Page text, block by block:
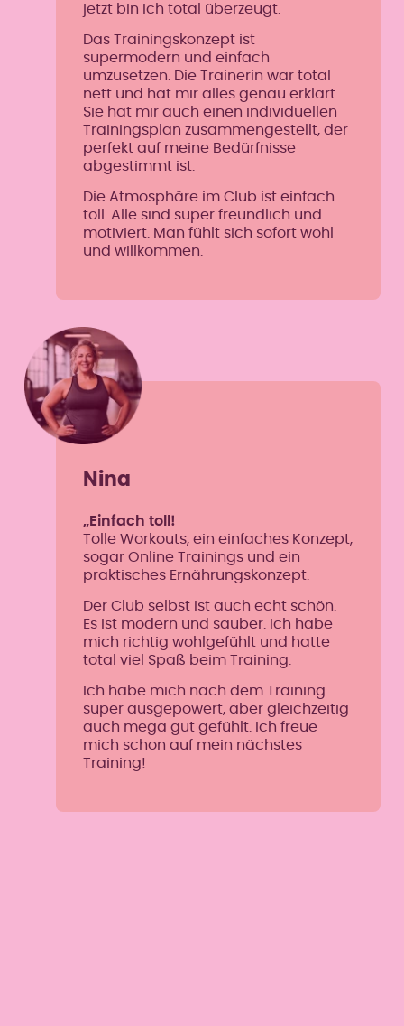
jetzt bin ich total überzeugt.
Das Trainingskonzept ist
supermodern und einfach
umzusetzen. Die Trainerin war total
nett und hat mir alles genau erklärt.
Sie hat mir auch einen individuellen
Trainingsplan zusammengestellt, der
perfekt auf meine Bedürfnisse
abgestimmt ist.
Die Atmosphäre im Club ist einfach
toll. Alle sind super freundlich und
motiviert. Man fühlt sich sofort wohl
und willkommen.
Nina
„Einfach toll!
Tolle Workouts, ein einfaches Konzept,
sogar Online Trainings und ein
praktisches Ernährungskonzept.
Der Club selbst ist auch echt schön.
Es ist modern und sauber. Ich habe
mich richtig wohlgefühlt und hatte
total viel Spaß beim Training.
Ich habe mich nach dem Training
super ausgepowert, aber gleichzeitig
auch mega gut gefühlt. Ich freue
mich schon auf mein nächstes
Training!